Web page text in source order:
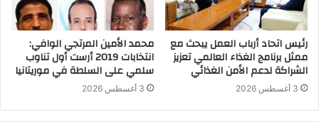
رئيس اتحاد أرباب العمل يبحث مع
ممثل برنامج الغذاء العالمي تعزيز
الشراكة لدعم الأمن الغذائي
3 أغسطس 2026
محمد الأمين المرتجي الوافي:
انتخابات 2019 أرست أول تناوب
سلمي على السلطة في موريتانيا
3 أغسطس 2026